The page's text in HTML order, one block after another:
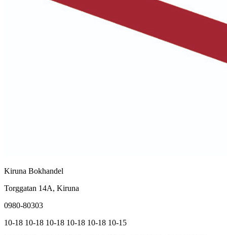
Kiruna Bokhandel
Torggatan 14A, Kiruna
0980-80303
10-18 10-18 10-18 10-18 10-18 10-15